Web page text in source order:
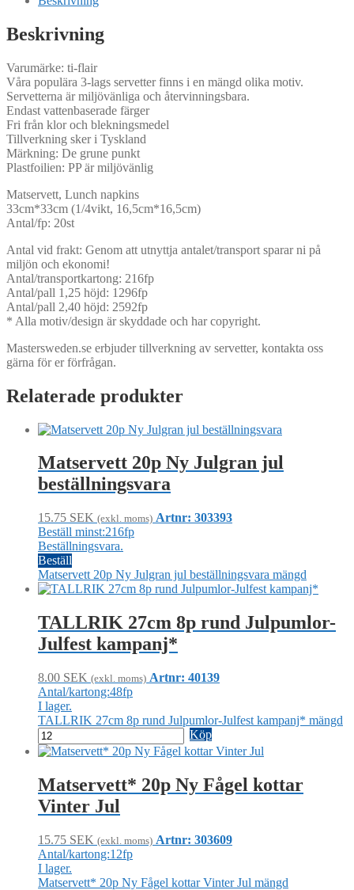
Beskrivning
Varumärke: ti-flair
Våra populära 3-lags servetter finns i en mängd olika motiv.
Servetterna är miljövänliga och återvinningsbara.
Endast vattenbaserade färger
Fri från klor och blekningsmedel
Tillverkning sker i Tyskland
Märkning: De grune punkt
Plastfoilien: PP är miljövänlig
Matservett, Lunch napkins
33cm*33cm (1/4vikt, 16,5cm*16,5cm)
Antal/fp: 20st
Antal vid frakt: Genom att utnyttja antalet/transport sparar ni på
miljön och ekonomi!
Antal/transportkartong: 216fp
Antal/pall 1,25 höjd: 1296fp
Antal/pall 2,40 höjd: 2592fp
* Alla motiv/design är skyddade och har copyright.
Mastersweden.se erbjuder tillverkning av servetter, kontakta oss
gärna för er förfrågan.
Relaterade produkter
Matservett 20p Ny Julgran jul
beställningsvara
15.75 SEK (exkl. moms) Artnr: 303393
Beställ minst:216fp
Beställningsvara.
Beställ
Matservett 20p Ny Julgran jul beställningsvara mängd
TALLRIK 27cm 8p rund Julpumlor-
Julfest kampanj*
8.00 SEK (exkl. moms) Artnr: 40139
Antal/kartong:48fp
I lager.
TALLRIK 27cm 8p rund Julpumlor-Julfest kampanj* mängd
Köp
Matservett* 20p Ny Fågel kottar
Vinter Jul
15.75 SEK (exkl. moms) Artnr: 303609
Antal/kartong:12fp
I lager.
Matservett* 20p Ny Fågel kottar Vinter Jul mängd